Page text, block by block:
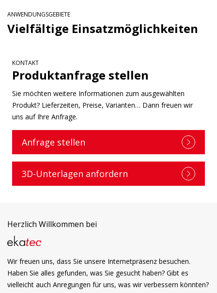
ANWENDUNGSGEBIETE
Vielfältige Einsatzmöglichkeiten
KONTAKT
Produktanfrage stellen
Sie möchten weitere Informationen zum ausgewählten
Produkt? Lieferzeiten, Preise, Varianten… Dann freuen wir
uns auf Ihre Anfrage.
Anfrage stellen
3D-Unterlagen anfordern
Herzlich Willkommen bei
Wir freuen uns, dass Sie unsere Internetpräsenz besuchen.
Haben Sie alles gefunden, was Sie gesucht haben? Gibt es
vielleicht auch Anregungen für uns, was wir verbessern könnten?